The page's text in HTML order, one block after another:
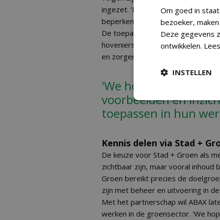
ingezet. 'Door die data kun je
beperken. Dat levert direct
De toepassingen worden al
hoveniersbedrijven. Volgens
en zorgen voor meer grip op
'We hopen lezers te
voorbeelden en
toepassen in hun
Kennis delen via Stad +
De keuze voor Stad + Groen als
zichtbaar zijn, maar vooral inhoud
Groen bereikt precies de
zijn met beheer en uitvoering in
Met het partnerschap wil ABAX
werken in de groensector. 'We
Om goed in
bezoeker,
Deze gegevens
ontwikkelen.
INSTELLEN